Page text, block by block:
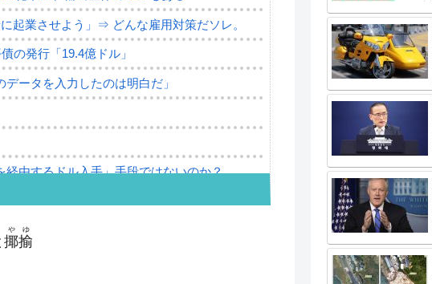
起業させよう」⇒ どんな雇用対策だソレ。
の発行「19.4億ドル」
ータを入力したのは明白だ」
由するドル入手」手段ではないのか？
」に上昇
った恐るべき株価操作であり、空前の国政
揶揄
やゆ